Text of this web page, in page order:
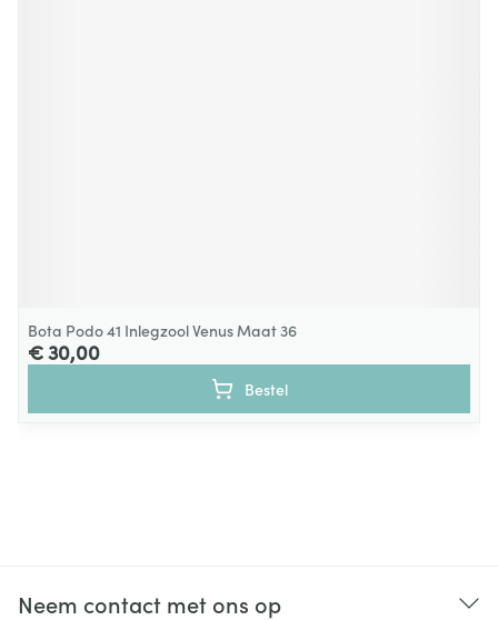
Bota Podo 41 Inlegzool Venus Maat 36
€ 30,00
Bestel
Neem contact met ons op